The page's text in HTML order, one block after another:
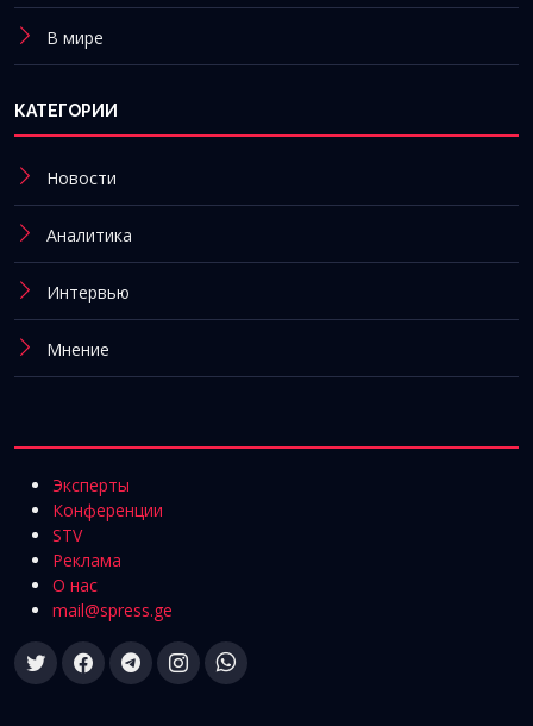
В мире
КАТЕГОРИИ
Новости
Аналитика
Интервью
Мнение
Эксперты
Конференции
STV
Реклама
О нас
mail@spress.ge